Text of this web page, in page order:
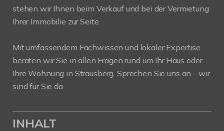
stehen wir Ihnen beim Verkauf und bei der Vermietung
Ihrer Immobilie zur Seite.
Mit umfassendem Fachwissen und lokaler Expertise
beraten wir Sie in allen Fragen rund um Ihr Haus oder
Ihre Wohnung in Strausberg. Sprechen Sie uns an - wir
sind für Sie da.
INHALT